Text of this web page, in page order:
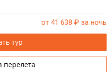
от 41 638 ₽ за ночь
тур
перелета